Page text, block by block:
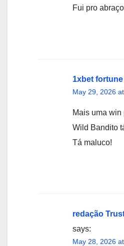
Fui pro
1xbet
May 29, 2026
Mais uma win
Wild Bandito
Tá maluco!
redação
says:
May 28, 2026